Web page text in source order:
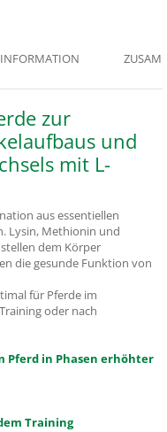
zur
und
mit L-
aus essentiellen
Lysin, Methionin und
dem Körper
die gesunde Funktion von
für Pferde im
oder nach
Pferd in Phasen erhöhter
Training